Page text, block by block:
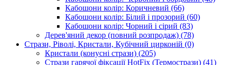
Кабошони колір: Коричневий (66)
Кабошони колір: Білий і прозорий (60)
Кабошони колір: Чорний і сірий (83)
Дерев'яний декор (повний розпродаж) (78)
Стрази, Ріволі, Кристали, Кубічний цирконій (0)
Кристали (конусні стрази) (205)
Стрази гарячої фіксації HotFix (Термострази) (41)